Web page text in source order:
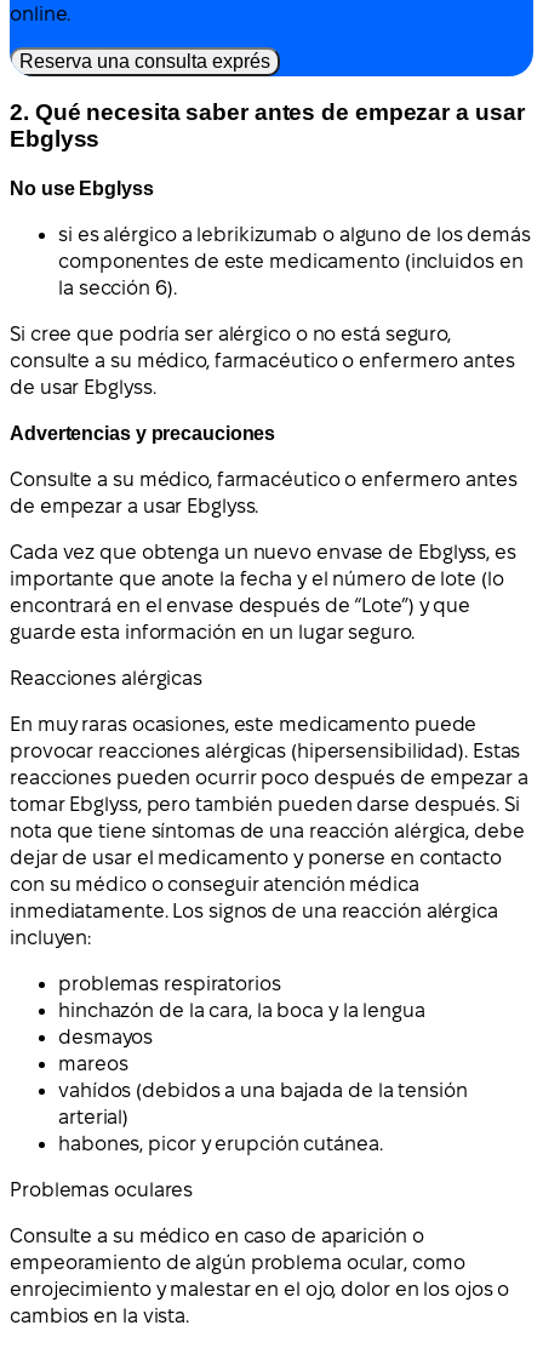
online.
Reserva una consulta exprés
2. Qué necesita saber antes de empezar a usar
Ebglyss
No use Ebglyss
si es alérgico a lebrikizumab o alguno de los demás
componentes de este medicamento (incluidos en
la sección 6).
Si cree que podría ser alérgico o no está seguro,
consulte a su médico, farmacéutico o enfermero antes
de usar Ebglyss.
Advertencias y precauciones
Consulte a su médico, farmacéutico o enfermero antes
de empezar a usar Ebglyss.
Cada vez que obtenga un nuevo envase de Ebglyss, es
importante que anote la fecha y el número de lote (lo
encontrará en el envase después de “Lote”) y que
guarde esta información en un lugar seguro.
Reacciones alérgicas
En muy raras ocasiones, este medicamento puede
provocar reacciones alérgicas (hipersensibilidad). Estas
reacciones pueden ocurrir poco después de empezar a
tomar Ebglyss, pero también pueden darse después. Si
nota que tiene síntomas de una reacción alérgica, debe
dejar de usar el medicamento y ponerse en contacto
con su médico o conseguir atención médica
inmediatamente. Los signos de una reacción alérgica
incluyen:
problemas respiratorios
hinchazón de la cara, la boca y la lengua
desmayos
mareos
vahídos (debidos a una bajada de la tensión
arterial)
habones, picor y erupción cutánea.
Problemas oculares
Consulte a su médico en caso de aparición o
empeoramiento de algún problema ocular, como
enrojecimiento y malestar en el ojo, dolor en los ojos o
cambios en la vista.